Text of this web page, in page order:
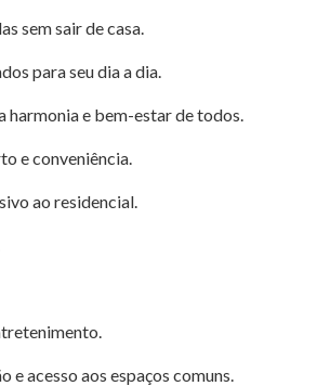
sem sair de casa.
para seu dia a dia.
harmonia e bem-estar de todos.
e conveniência.
ao residencial.
acesso aos espaços comuns.